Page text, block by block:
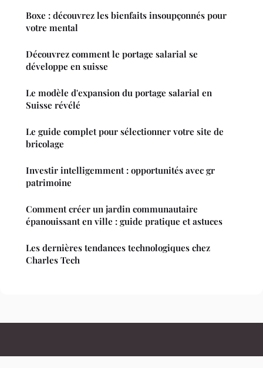
Boxe : découvrez les bienfaits insoupçonnés pour
votre mental
Découvrez comment le portage salarial se
développe en suisse
Le modèle d'expansion du portage salarial en
Suisse révélé
Le guide complet pour sélectionner votre site de
bricolage
Investir intelligemment : opportunités avec gr
patrimoine
Comment créer un jardin communautaire
épanouissant en ville : guide pratique et astuces
Les dernières tendances technologiques chez
Charles Tech
Leuropedescitoyens